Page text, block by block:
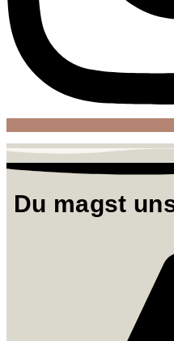
Du magst